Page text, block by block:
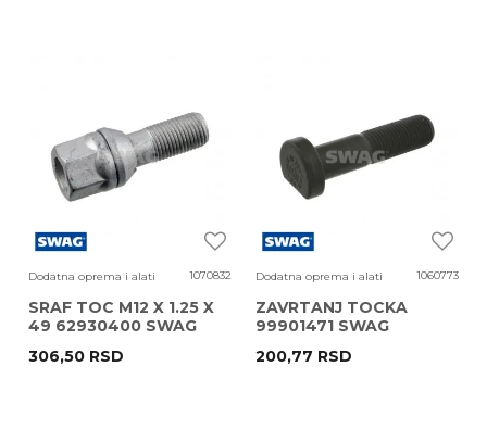
Dodatna oprema i alati 1070832
SRAF TOC M12 X 1.25 X
49 62930400 SWAG
306,50 RSD
Dodatna oprema i alati 1060773
ZAVRTANJ TOCKA
99901471 SWAG
200,77 RSD